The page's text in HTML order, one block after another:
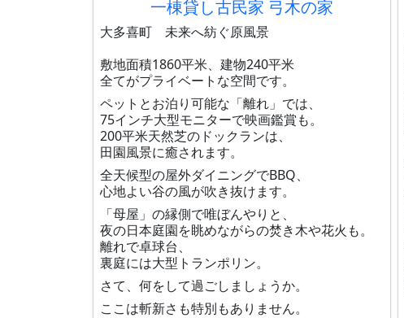
一棟貸し古民家 弓木の家
大多喜町 未来へ紡ぐ原風景
敷地面積1860平米、建物240平米
全てがプライベートな空間です。
ペットとお泊り可能な「離れ」では、
75インチ大型モニターで映画鑑賞も。
200平米天然芝のドックランは、
田園風景に癒されます。
全天候型の屋外ダイニングでBBQ、
心地よい谷の風が吹き抜けます。
「母屋」の縁側で唯ぼんやりと、
夜の日本庭園を眺めながらの焚き木や花火も。
離れで卓球台、
裏庭には大型トランポリン。
さて、何をして過ごしましょうか。
ここは斬新さも特別もありません。